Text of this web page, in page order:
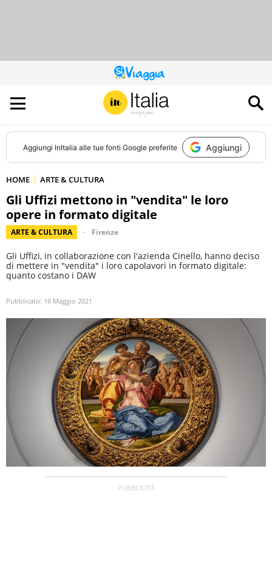
QUESTO
SITO
CONTRIBUISCE
ALL’AUDIENCE
DI
Aggiungi InItalia alle tue fonti Google preferite Aggiungi
HOME ARTE & CULTURA
Gli Uffizi mettono in "vendita" le loro
opere in formato digitale
ARTE & CULTURA Firenze
Gli Uffizi, in collaborazione con l'azienda Cinello, hanno deciso
di mettere in "vendita" i loro capolavori in formato digitale:
quanto costano i DAW
Pubblicato: 16 Maggio 2021